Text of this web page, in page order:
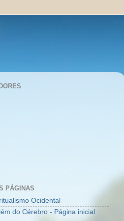
PÁGINAS
Ocidental
do Cérebro - Página inicial